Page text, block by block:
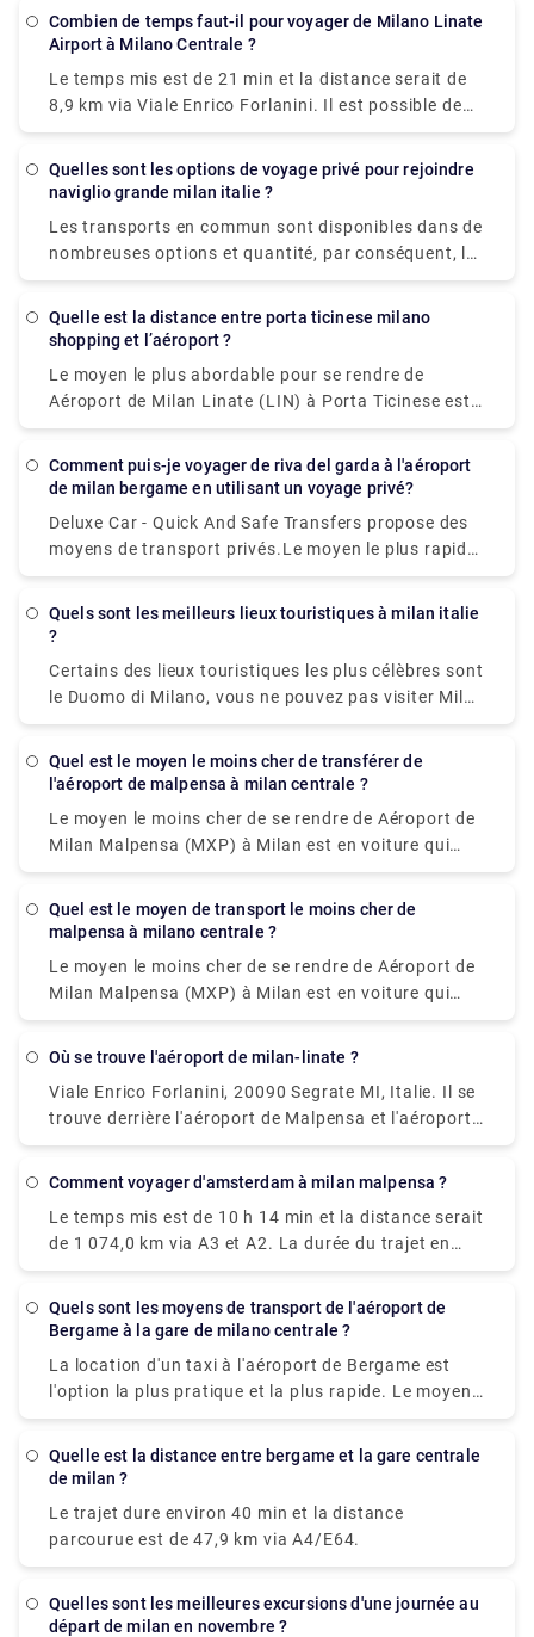
jusqu'au bout de la ligne et circule toutes les 20 à 40
Cadorna ou Milan Porta Garibaldi.
Combien de temps faut-il pour voyager de Milano Linate
Airport à Milano Centrale ?
Le temps mis est de 21 min et la distance serait de
8,9 km via Viale Enrico Forlanini. Il est possible de
rejoindre l'aéroport de Milan Linate en train en
directement reliée à l'aéroport par la ligne de bus
minutes). L'aéroport de Linate n'a pas sa propre
gare à l'intérieur du bâtiment, la gare la plus proche
Quelles sont les options de voyage privé pour rejoindre
naviglio grande milan italie ?
Les transports en commun sont disponibles dans de
nombreuses options et quantité, par conséquent, les
voyages privés sont moins une option ici. Il y a 5
bus, tram, taxi ou à pied.
Quelle est la distance entre porta ticinese milano
shopping et l’aéroport ?
Le moyen le plus abordable pour se rendre de
Aéroport de Milan Linate (LIN) à Porta Ticinese est
en voiture, ce qui coûte €1 - €2 et prend 8 minLe
Milan Linate (LIN) à Porta Ticinese est de prendre
Comment puis-je voyager de riva del garda à l'aéroport
de milan bergame en utilisant un voyage privé?
Deluxe Car - Quick And Safe Transfers propose des
moyens de transport privés.Le moyen le plus rapide
pour se rendre de Aéroport de Milan Bergamo (BGY)
110 - € 140 et prend 1h 13m.Vous pouvez prendre
Bergamo (BGY) via Rovereto en environ 3h 41m.
Alternativement, vous pouvez prendre un train de
via Rovereto-Staz. Fs, Rovereto, Vérone Porta
Nuova, Brescia, Bergame et la gare routière de
Bergame en environ 5h 16m.
Quels sont les meilleurs lieux touristiques à milan italie
?
Certains des lieux touristiques les plus célèbres sont
le Duomo di Milano, vous ne pouvez pas visiter Milan
sans voir le duomo, Galleria Vittorio Emanuele II,
Brera, Castello Sforzesco, Chiesa di San, Bernardino
Quel est le moyen le moins cher de transférer de
l'aéroport de malpensa à milan centrale ?
Le moyen le moins cher de se rendre de Aéroport de
Milan Malpensa (MXP) à Milan est en voiture qui
coûte €6 - €10 et prend 39 min, tandis que le moyen
Malpensa (MXP) à Milan serait de prendre un train
Quel est le moyen de transport le moins cher de
malpensa à milano centrale ?
Le moyen le moins cher de se rendre de Aéroport de
Milan Malpensa (MXP) à Milan est en voiture qui
coûte €6 - €10 et prend 39 min, tandis que le moyen
Malpensa (MXP) à Milan serait de prendre un train
qui coûte 11 € - 16 € et prend 37 min.
Où se trouve l'aéroport de milan-linate ?
Viale Enrico Forlanini, 20090 Segrate MI, Italie. Il se
trouve derrière l'aéroport de Malpensa et l'aéroport
d'Orio al Serio. C'est l'aéroport le plus proche de la
n'y a pas de gare à Linate, mais les liaisons par les
transports en commun et la navette de l'aéroport de
Linate sont plutôt bonnes.
Comment voyager d'amsterdam à milan malpensa ?
Le temps mis est de 10 h 14 min et la distance serait
de 1 074,0 km via A3 et A2. La durée du trajet en
train entre Amsterdam et l'aéroport de Milan
une distance d'environ 1424 km.
Quels sont les moyens de transport de l'aéroport de
Bergame à la gare de milano centrale ?
La location d'un taxi à l'aéroport de Bergame est
l'option la plus pratique et la plus rapide. Le moyen
le plus rapide serait de louer un taxi qui vous
environ 40 minutes. Il y a aussi un bus direct qui
arrive à la station Bergamo Airport Bus Station
Quelle est la distance entre bergame et la gare centrale
de milan ?
Le trajet dure environ 40 min et la distance
parcourue est de 47,9 km via A4/E64.
Quelles sont les meilleures excursions d'une journée au
départ de milan en novembre ?